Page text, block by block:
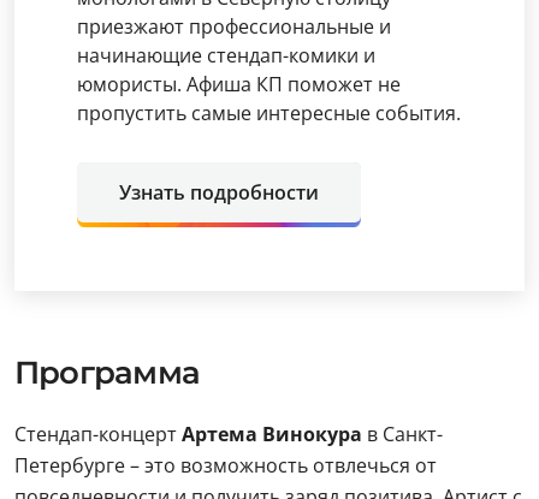
приезжают профессиональные и
начинающие стендап-комики и
юмористы. Афиша КП поможет не
пропустить самые интересные события.
Узнать подробности
Программа
Стендап-концертАртема Винокура в Санкт-
Петербурге – это возможность отвлечься от